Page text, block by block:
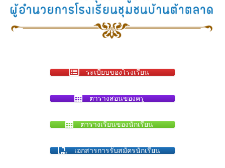
ระเบียบของโรงเรียน
ตารางสอนของครู
ตารางเรียนของนักเรียน
เอกสารการรับสมัครนักเรียน